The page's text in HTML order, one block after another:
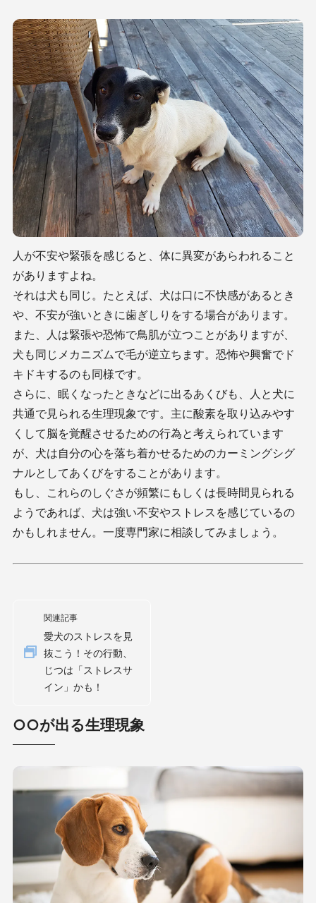
人が不安や緊張を感じると、体に異変があらわれること
がありますよね。
それは犬も同じ。たとえば、犬は口に不快感があるとき
や、不安が強いときに歯ぎしりをする場合があります。
また、人は緊張や恐怖で鳥肌が立つことがありますが、
犬も同じメカニズムで毛が逆立ちます。恐怖や興奮でド
キドキするのも同様です。
さらに、眠くなったときなどに出るあくびも、人と犬に
共通で見られる生理現象です。主に酸素を取り込みやす
くして脳を覚醒させるための行為と考えられています
が、犬は自分の心を落ち着かせるためのカーミングシグ
ナルとしてあくびをすることがあります。
もし、これらのしぐさが頻繁にもしくは長時間見られる
ようであれば、犬は強い不安やストレスを感じているの
かもしれません。一度専門家に相談してみましょう。
関連記事
愛犬のストレスを見
抜こう！その行動、
じつは「ストレスサ
イン」かも！
○○が出る生理現象